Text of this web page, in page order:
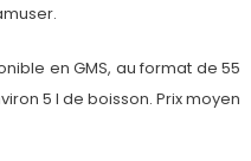
en GMS, au format de 55
5 l de boisson. Prix moyen